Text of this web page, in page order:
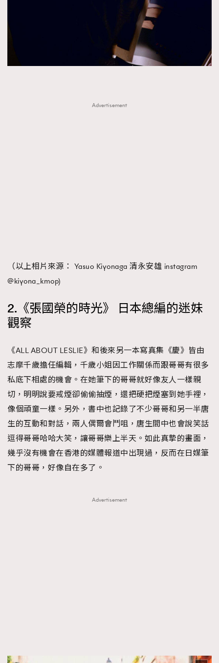
DressLikeAParisienne
FigaroAesthetic
Advertisement
（以上相片來源： Yasuo Kiyonaga 清永安雄 instagram
@kiyona_kmop)
2.《張國榮的時光》 日本總編的迷妹
觀察
《ALL ABOUT LESLIE》和後來另一本寫真集《慶》皆由
志摩千歲擔任編輯，千歲小姐因工作關係而跟哥哥有很多
私底下相處的機會。在她筆下的哥哥就好像友人一樣親
切，明明說要戒煙卻偷偷抽煙，還把硬把煙塞到她手裡，
像個頑童一樣。另外，書中也記錄了不少哥哥和另一半唐
生的互動和對話，兩人偶爾會鬥咀，唐生間中也會說笑話
逗得哥哥哈哈大笑，讓哥哥樂上半天。如此真摯的畫面，
幾乎沒有機會在香港的媒體報道中出現過，反而在日媒筆
下的哥哥，好像自在多了。
Advertisement